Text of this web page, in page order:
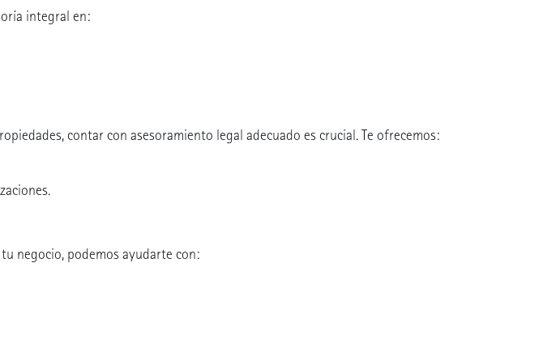
integral en:
contar con asesoramiento legal adecuado es crucial. Te ofrecemos:
negocio, podemos ayudarte con: